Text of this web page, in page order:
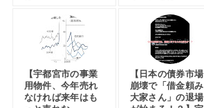
【宇都宮市の事業
用物件、今年売れ
なければ来年はも
【日本の債券市場
崩壊で「借金頼み
大家さん」の退場